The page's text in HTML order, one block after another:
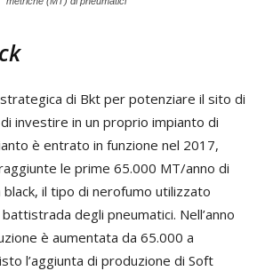
di Bkt per potenziare il sito di
investire in un proprio impianto di
è entrato in funzione nel 2017,
le prime 65.000 MT/anno di
il tipo di nerofumo utilizzato
degli pneumatici. Nell’anno
è aumentata da 65.000 a
l’aggiunta di produzione di Soft